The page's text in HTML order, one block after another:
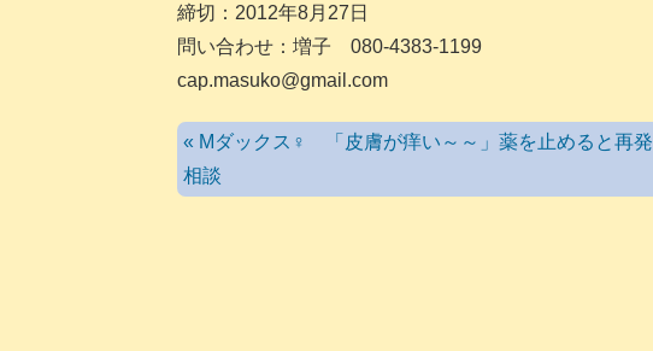
締切：2012年8月27日
問い合わせ：増子 080-4383-1199
cap.masuko@gmail.com
« Mダックス♀ 「皮膚が痒い～～」薬を止めると再
相談